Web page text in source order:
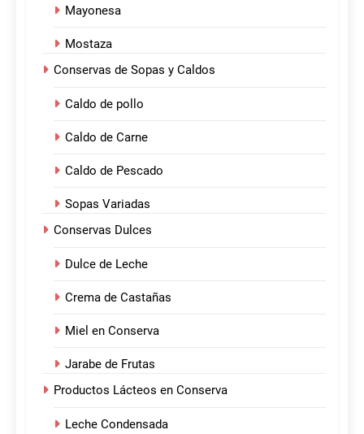
Mayonesa
Mostaza
Conservas de Sopas y Caldos
Caldo de pollo
Caldo de Carne
Caldo de Pescado
Sopas Variadas
Conservas Dulces
Dulce de Leche
Crema de Castañas
Miel en Conserva
Jarabe de Frutas
Productos Lácteos en Conserva
Leche Condensada